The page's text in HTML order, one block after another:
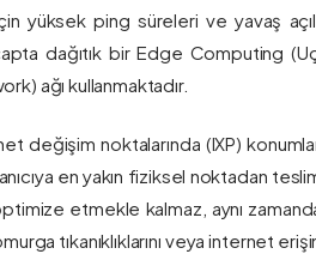
yüksek ping süreleri ve yavaş
dağıtık bir Edge Computing
ağı kullanmaktadır.
değişim noktalarında (IXP)
en yakın fiziksel noktadan
optimize etmekle kalmaz, aynı
tıkanıklıklarını veya internet